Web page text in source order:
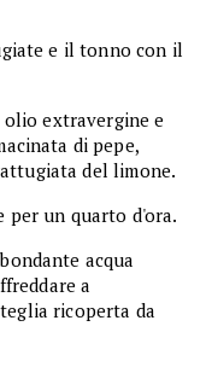
e il tonno con il
extravergine e
di pepe,
del limone.
per un quarto d'ora.
acqua
a
ricoperta da